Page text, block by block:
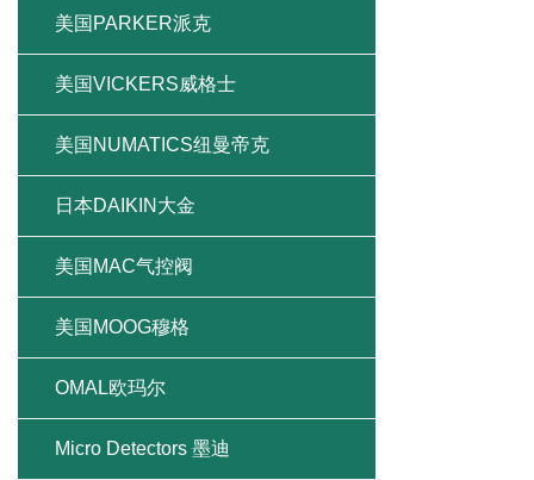
美国PARKER派克
美国VICKERS威格士
美国NUMATICS纽曼帝克
日本DAIKIN大金
美国MAC气控阀
美国MOOG穆格
OMAL欧玛尔
Micro Detectors 墨迪